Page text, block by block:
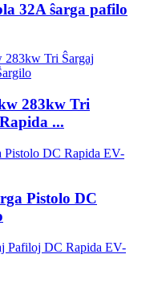
32A ŝarga pafilo
283kw Tri
...
Pistolo DC